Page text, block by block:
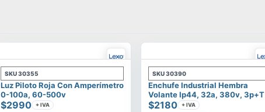
SKU30355
Luz Piloto Roja Con Amperímetro
0-100a, 60-500v
$2990 + IVA
SKU30390
Enchufe Industrial Hembra
Volante Ip44, 32a, 380v, 3p+t
$2180 + IVA